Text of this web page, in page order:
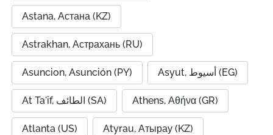
Astana, Астана (KZ)
Astrakhan, Астрахань (RU)
Asuncion, Asunción (PY) Asyut, أسيوط (EG)
At Ta'if, الطائف (SA) Athens, Αθήνα (GR)
Atlanta (US) Atyrau, Атырау (KZ)